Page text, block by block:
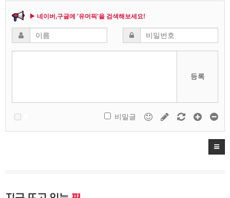
▶ 네이버,구글에 '유머픽'을 검색해보세요!
등록
비밀글